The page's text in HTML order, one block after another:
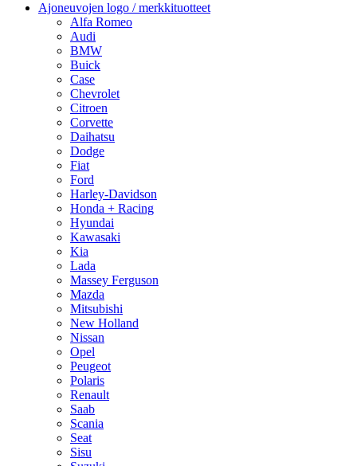
Ajoneuvojen logo / merkkituotteet
Alfa Romeo
Audi
BMW
Buick
Case
Chevrolet
Citroen
Corvette
Daihatsu
Dodge
Fiat
Ford
Harley-Davidson
Honda + Racing
Hyundai
Kawasaki
Kia
Lada
Massey Ferguson
Mazda
Mitsubishi
New Holland
Nissan
Opel
Peugeot
Polaris
Renault
Saab
Scania
Seat
Sisu